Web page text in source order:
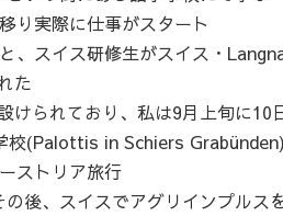
り実際に仕事がスタート
、スイス研修生がスイス・
た
けられており、私は9月上旬に10
校(Palottis in Schiers
ストリア旅行
後、スイスでアグリインプルス